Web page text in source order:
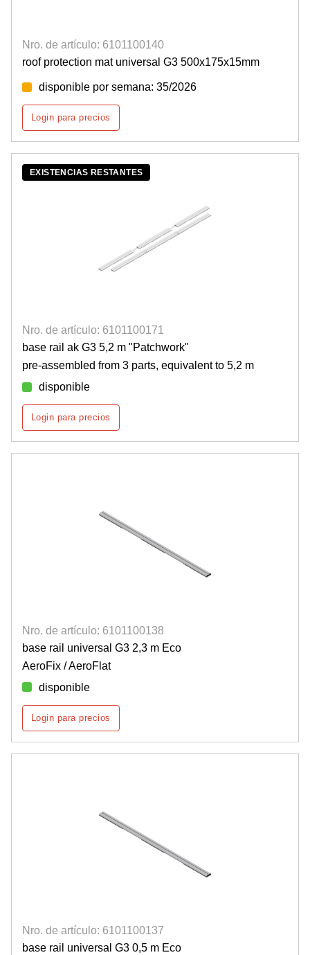
Nro. de artículo: 6101100140
roof protection mat universal G3 500x175x15mm
disponible por semana: 35/2026
Login para precios
EXISTENCIAS RESTANTES
Nro. de artículo: 6101100171
base rail ak G3 5,2 m "Patchwork"
pre-assembled from 3 parts, equivalent to 5,2 m
disponible
Login para precios
Nro. de artículo: 6101100138
base rail universal G3 2,3 m Eco
AeroFix / AeroFlat
disponible
Login para precios
Nro. de artículo: 6101100137
base rail universal G3 0,5 m Eco